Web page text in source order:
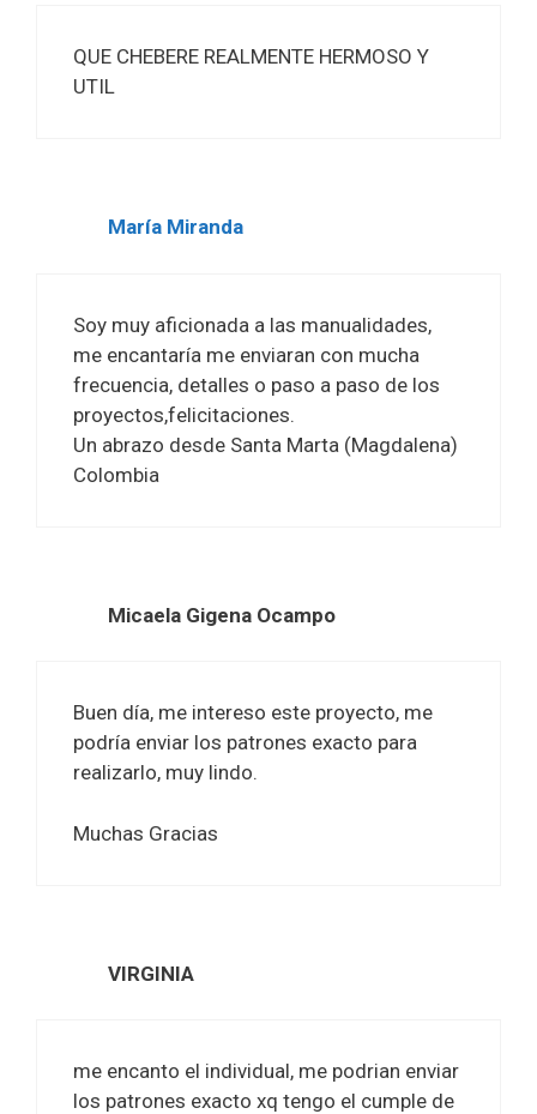
QUE CHEBERE REALMENTE HERMOSO Y
UTIL
María Miranda
Soy muy aficionada a las manualidades,
me encantaría me enviaran con mucha
frecuencia, detalles o paso a paso de los
proyectos,felicitaciones.
Un abrazo desde Santa Marta (Magdalena)
Colombia
Micaela Gigena Ocampo
Buen día, me intereso este proyecto, me
podría enviar los patrones exacto para
realizarlo, muy lindo.
Muchas Gracias
VIRGINIA
me encanto el individual, me podrian enviar
los patrones exacto xq tengo el cumple de